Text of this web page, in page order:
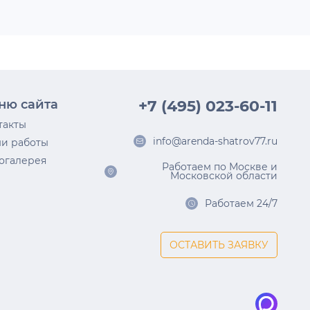
сайта
работы
+7 (495) 023-60-11
info@arenda-shatrov77.ru
Работаем по Москве и
Московской области
Работаем 24/7
ОСТАВИТЬ ЗАЯВКУ